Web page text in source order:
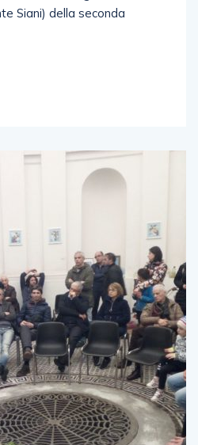
Siani) della seconda